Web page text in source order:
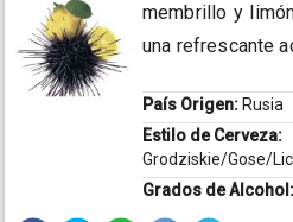
membrillo y
una refrescante
País Origen: Rusia
Estilo de Cerveza:
Grodziskie/Gose/
Grados de Alcohol: